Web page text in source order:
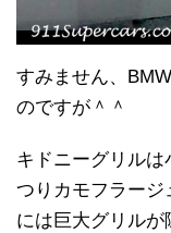
すみません、
のですが＾＾
キドニーグリル
つりカモフラージ
には巨大グリル